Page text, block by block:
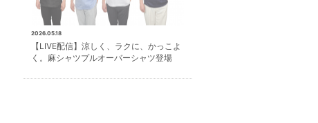
2026.05.18
【LIVE配信】涼しく、ラクに、かっこよ
く。麻シャツプルオーバーシャツ登場